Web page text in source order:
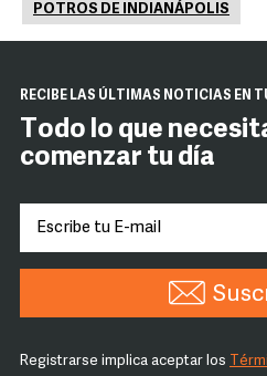
POTROS DE INDIANÁPOLIS
RECIBE LAS ÚLTIMAS NOTICIAS EN
Todo lo que
comenzar tu día
Registrarse implica aceptar los